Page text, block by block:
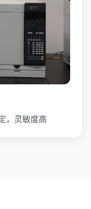
，灵敏度高